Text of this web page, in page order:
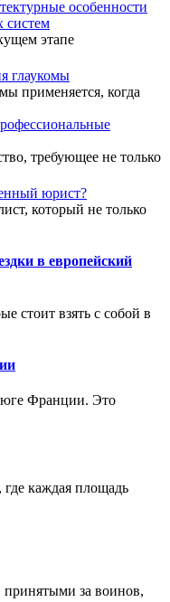
особенности
систем
этапе
глаукомы
применяется, когда
требующее не только
юрист?
который не только
в европейский
стоит взять с собой в
юге Франции. Это
каждая площадь
принятыми за воинов,